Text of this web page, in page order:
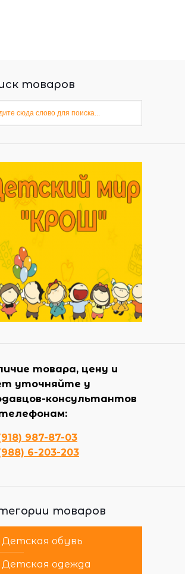
товаров
товара, цену и
уточняйте у
консультантов
987-87-03
6-203-203
товаров
Детская обувь
Детская одежда